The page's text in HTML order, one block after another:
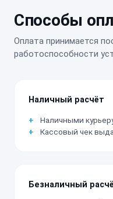
Способы
Оплата принимается
работоспособности
Наличный расчёт
Наличными
Кассовый чек
Безналичный